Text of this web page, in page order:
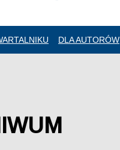
DLA AUTORÓW